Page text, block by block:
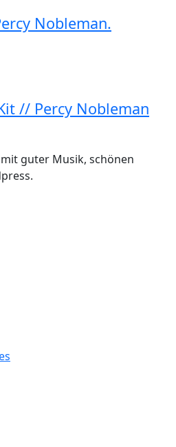
Nobleman.
// Percy Nobleman
guter Musik, schönen